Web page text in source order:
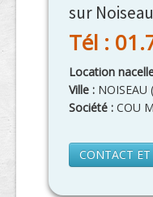
sur Noiseau
Tél :
Location
Ville : NOISEAU (
Société : COU
CONTACT